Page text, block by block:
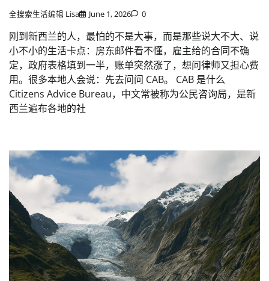
全搜索生活编辑 Lisa June 1, 2026 0
刚到新西兰的人，最怕的不是大事，而是那些说大不大、说
小不小的生活卡点：房东邮件看不懂，雇主给的合同不确
定，政府表格填到一半，账单突然涨了，想问律师又担心费
用。很多本地人会说：先去问问 CAB。 CAB 是什么
Citizens Advice Bureau，中文常被称为公民咨询局，是新
西兰遍布各地的社